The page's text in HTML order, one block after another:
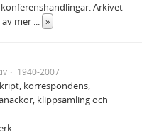
Arkivet
mer ... »
1940-2007
korrespondens,
klippsamling och